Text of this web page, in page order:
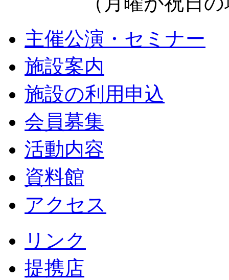
主催公演・セミナー
施設案内
施設の利用申込
会員募集
活動内容
資料館
アクセス
リンク
提携店